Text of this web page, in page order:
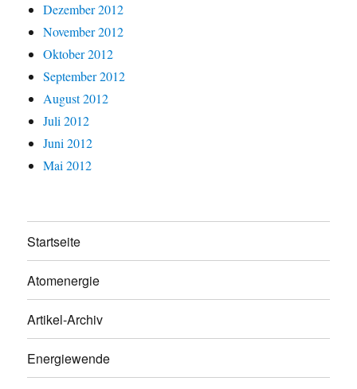
Dezember 2012
November 2012
Oktober 2012
September 2012
August 2012
Juli 2012
Juni 2012
Mai 2012
Startseite
Atomenergie
Artikel-Archiv
Energiewende